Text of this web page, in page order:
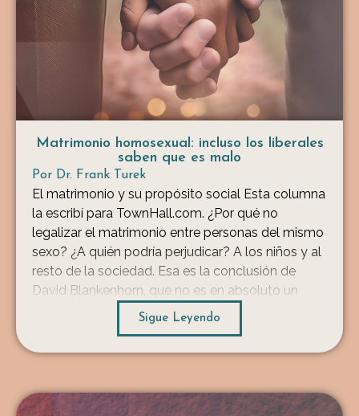
Matrimonio homosexual: incluso los liberales
saben que es malo
Por Dr. Frank Turek
El matrimonio y su propósito social Esta columna
la escribí para TownHall.com. ¿Por qué no
legalizar el matrimonio entre personas del mismo
sexo? ¿A quién podría perjudicar? A los niños y al
resto de la sociedad. Esa es la conclusión de
David Blankenhorn, que no es en absoluto un
«intolerante» antigay. Es un demócrata liberal […]
Sigue Leyendo